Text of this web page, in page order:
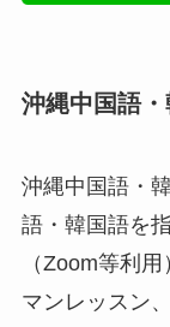
沖縄中国語
沖縄中国語・
語・韓国語を
（Zoom等利
マンレッスン